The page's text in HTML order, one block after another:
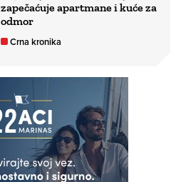
zapečaćuje apartmane i kuće za
odmor
Crna kronika